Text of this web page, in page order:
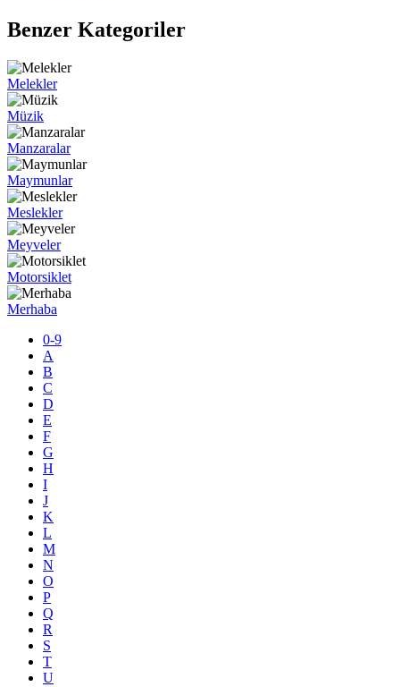
Benzer Kategoriler
Melekler
Müzik
Manzaralar
Maymunlar
Meslekler
Meyveler
Motorsiklet
Merhaba
0-9
A
B
C
D
E
F
G
H
I
J
K
L
M
N
O
P
Q
R
S
T
U